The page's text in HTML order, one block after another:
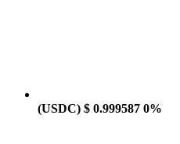
(USDC) $ 0.999587 0%